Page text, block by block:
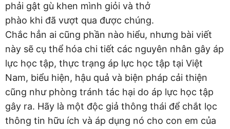
phải gật gù khen mình giỏi và thở
phào khi đã vượt qua được chúng.
Chắc hẳn ai cũng phần nào hiểu, nhưng bài viết
này sẽ cụ thể hóa chi tiết các nguyên nhân gây áp
lực học tập, thực trạng áp lực học tập tại Việt
Nam, biểu hiện, hậu quả và biện pháp cải thiện
cũng như phòng tránh tác hại do áp lực học tập
gây ra. Hãy là một độc giả thông thái để chắt lọc
thông tin hữu ích và áp dụng nó cho con em của